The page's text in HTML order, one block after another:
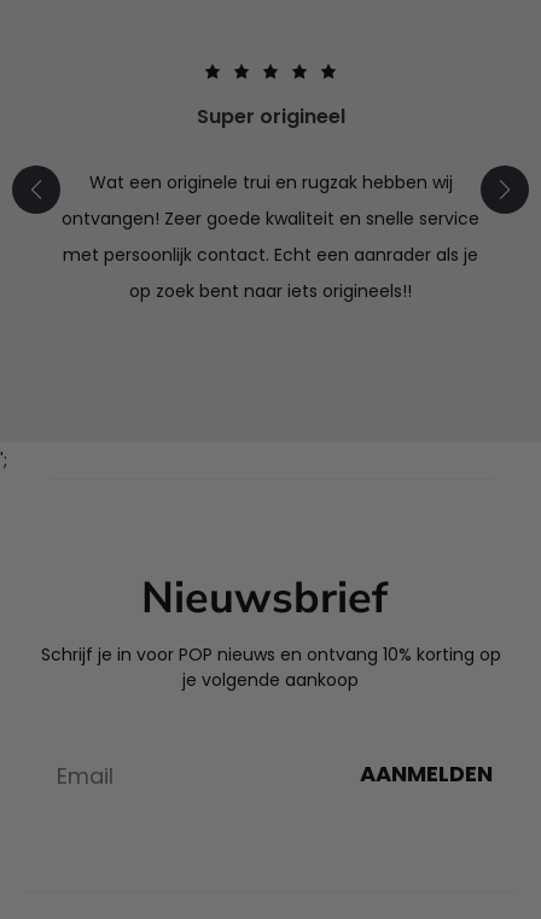
Super origineel
Wat een originele trui en rugzak hebben wij
ontvangen! Zeer goede kwaliteit en snelle service
met persoonlijk contact. Echt een aanrader als je
op zoek bent naar iets origineels!!
';
Nieuwsbrief
Schrijf je in voor POP nieuws en ontvang 10% korting op
je volgende aankoop
AANMELDEN